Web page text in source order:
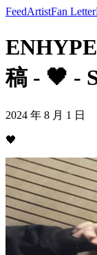
FeedArtistFan Letter
稿 - 🖤 -
2024 年 8 月 1 日
🖤